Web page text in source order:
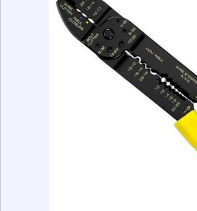
ferramenta prática e
manutenção. Eles são
resultados precisos e
ferramenta versátil e de
manutenção, os alicates de
Com eles, você terá resultados
de economizar tempo e esforço.